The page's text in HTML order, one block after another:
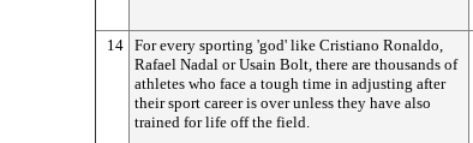
14 For every sporting 'god' like Cristiano Ronaldo,
Rafael Nadal or Usain Bolt, there are thousands of
athletes who face a tough time in adjusting after
their sport career is over unless they have also
trained for life off the field.